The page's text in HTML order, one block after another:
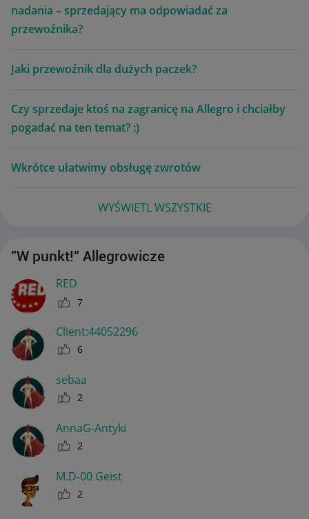
nadania – sprzedający ma odpowiadać za
przewoźnika?
Jaki przewoźnik dla dużych paczek?
Czy sprzedaje ktoś na zagranicę na Allegro i chciałby
pogadać na ten temat? :)
Wkrótce ułatwimy obsługę zwrotów
WYŚWIETL WSZYSTKIE
"W punkt!" Allegrowicze
RED
7
Client:44052296
6
sebaa
2
AnnaG-Antyki
2
M.D-00 Geist
2